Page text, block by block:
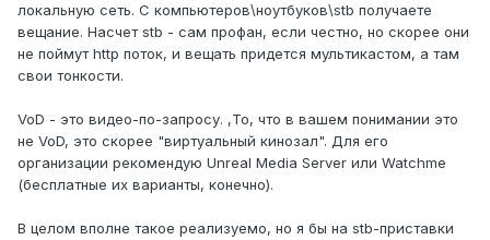
локальную сеть. С компьютеров\ноутбуков\stb получаете
вещание. Насчет stb - сам профан, если честно, но скорее они
не поймут http поток, и вещать придется мультикастом, а там
свои тонкости.
VoD - это видео-по-запросу. ,То, что в вашем понимании это
не VoD, это скорее "виртуальный кинозал". Для его
организации рекомендую Unreal Media Server или Watchme
(бесплатные их варианты, конечно).
В целом вполне такое реализуемо, но я бы на stb-приставки